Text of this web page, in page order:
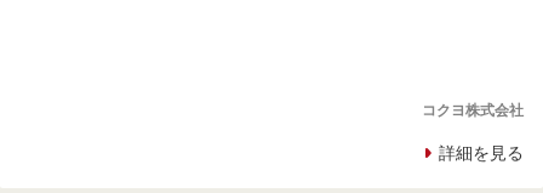
コクヨ株式会社
詳細を見る